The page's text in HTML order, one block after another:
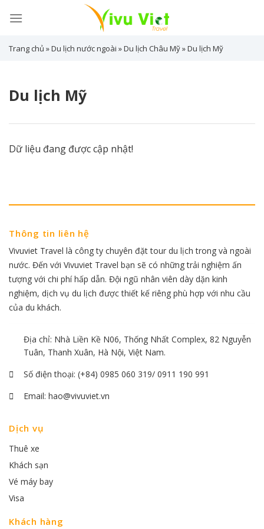
Trang chủ »Du lịch nước ngoài »Du lịch Châu Mỹ»Du lịch Mỹ
Du lịch Mỹ
Dữ liệu đang được cập nhật!
Thông tin liên hệ
Vivuviet Travel là công ty chuyên đặt tour du lịch trong và ngoài
nước. Đến với Vivuviet Travel bạn sẽ có những trải nghiệm ấn
tượng với chi phí hấp dẫn. Đội ngũ nhân viên dày dặn kinh
nghiệm, dịch vụ du lịch được thiết kế riêng phù hợp với nhu cầu
của du khách.
Địa chỉ: Nhà Liền Kề N06, Thống Nhất Complex, 82 Nguyễn
Tuân, Thanh Xuân, Hà Nội, Việt Nam.
Số điện thoại: (+84) 0985 060 319/ 0911 190 991
Email: hao@vivuviet.vn
Dịch vụ
Thuê xe
Khách sạn
Vé máy bay
Visa
Khách hàng